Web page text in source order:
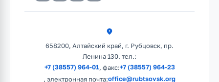
658200, Алтайский край, г. Рубцовск, пр.
Ленина 130. тел.:
+7 (38557) 964-01, факс:+7 (38557) 964-23
, электронная почта:office@rubtsovsk.org